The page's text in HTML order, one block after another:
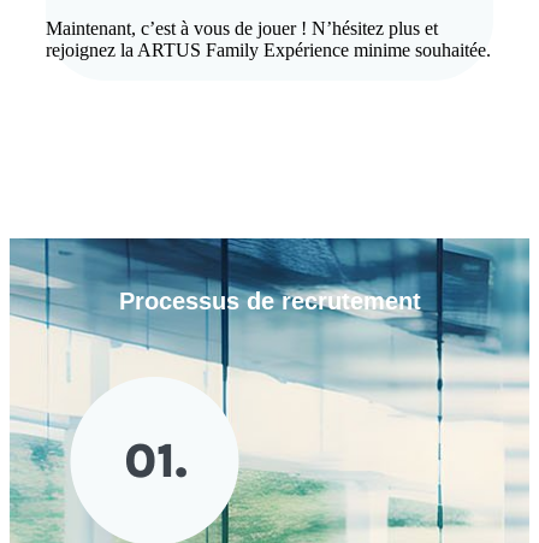
Maintenant, c’est à vous de jouer ! N’hésitez plus et
rejoignez la ARTUS Family Expérience minime souhaitée.
Processus derecrutement